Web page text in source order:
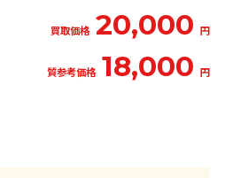
買取価格 20,000 円
質参考価格 18,000 円